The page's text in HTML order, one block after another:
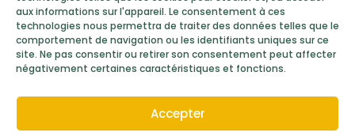
aux informations sur l'appareil. Le consentement à ces
technologies nous permettra de traiter des données telles que le
comportement de navigation ou les identifiants uniques sur ce
site. Ne pas consentir ou retirer son consentement peut affecter
négativement certaines caractéristiques et fonctions.
Accepter
Site de WordPress-FR
Mentions LégalesConditions Générales de Vente
Politique de confidentialité
lesmainsdemorgane